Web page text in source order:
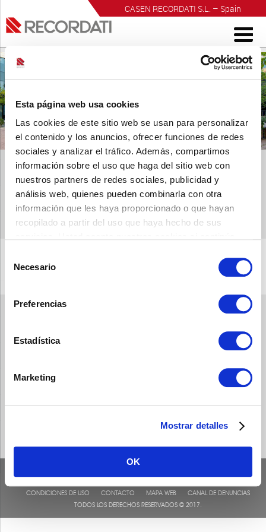
Esta página web usa cookies
Las cookies de este sitio web se usan para personalizar
el contenido y los anuncios, ofrecer funciones de redes
sociales y analizar el tráfico. Además, compartimos
información sobre el uso que haga del sitio web con
nuestros partners de redes sociales, publicidad y
análisis web, quienes pueden combinarla con otra
información que les haya proporcionado o que hayan
recopilado a partir del uso que haya hecho de sus
Necesario
Preferencias
Estadística
Marketing
Mostrar detalles
OK
CASEN RECORDATI S.L. – Spain
Bodegon varios 1500px (1)
Publicado21 junio, 2016a las1500 × 315enBodegon varios
CONDICIONES DE USO CONTACTO MAPA WEB
CANAL DE DENUNCIAS
TODOS LOS DERECHOS RESERVADOS © 2017.